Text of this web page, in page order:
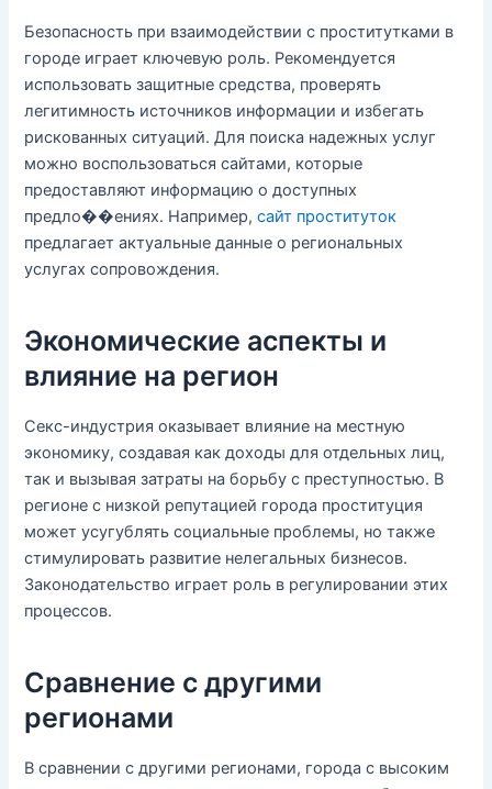
Безопасность при взаимодействии с проститутками в
городе играет ключевую роль. Рекомендуется
использовать защитные средства, проверять
легитимность источников информации и избегать
рискованных ситуаций. Для поиска надежных услуг
можно воспользоваться сайтами, которые
предоставляют информацию о доступных
предло��ениях. Например,сайт проституток
предлагает актуальные данные о региональных
услугах сопровождения.
Экономические аспекты и
влияние на регион
Секс-индустрия оказывает влияние на местную
экономику, создавая как доходы для отдельных лиц,
так и вызывая затраты на борьбу с преступностью. В
регионе с низкой репутацией города проституция
может усугублять социальные проблемы, но также
стимулировать развитие нелегальных бизнесов.
Законодательство играет роль в регулировании этих
процессов.
Сравнение с другими
регионами
В сравнении с другими регионами, города с высоким